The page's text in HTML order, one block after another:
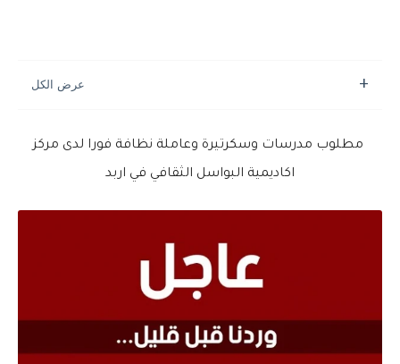
مطلوب مدرسات وسكرتيرة وعاملة نظافة فورا لدى مركز
اكاديمية البواسل الثقافي في اربد